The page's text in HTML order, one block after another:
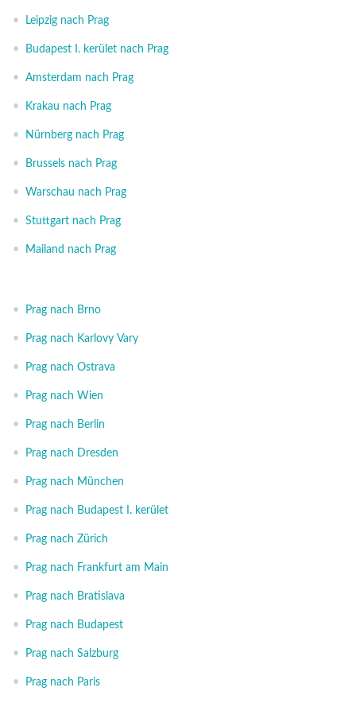
• Leipzig nach Prag
• Budapest I. kerület nach Prag
• Amsterdam nach Prag
• Krakau nach Prag
• Nürnberg nach Prag
• Brussels nach Prag
• Warschau nach Prag
• Stuttgart nach Prag
• Mailand nach Prag
• Prag nach Brno
• Prag nach Karlovy Vary
• Prag nach Ostrava
• Prag nach Wien
• Prag nach Berlin
• Prag nach Dresden
• Prag nach München
• Prag nach Budapest I. kerület
• Prag nach Zürich
• Prag nach Frankfurt am Main
• Prag nach Bratislava
• Prag nach Budapest
• Prag nach Salzburg
• Prag nach Paris